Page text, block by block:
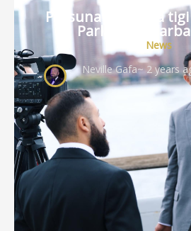
Persuna għandha
Parlament
News
Neville Gafa~ 2 years